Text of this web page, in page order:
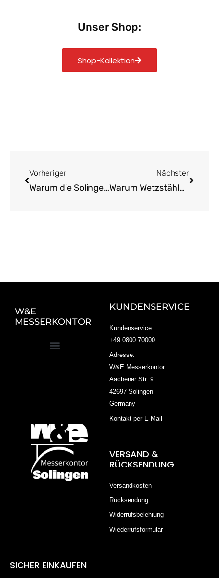
Unser Shop:
Shop-Kollektion
Vorheriger
Warum die Solinger Schleifstube unschlagbar ist
Nächster
Warum Wetzstähle unverzichtbar für scharfe Messer sind
W&E
MESSERKONTOR
KUNDENSERVICE
Kundenservice:
+49 0800 70000
Adresse:
W&E Messerkontor
Aachener Str. 9
42697 Solingen
Germany
Kontakt per E-Mail
VERSAND &
RÜCKSENDUNG
Versandkosten
Rücksendung
Widerrufsbelehrung
Wiederrufsformular
SICHER EINKAUFEN